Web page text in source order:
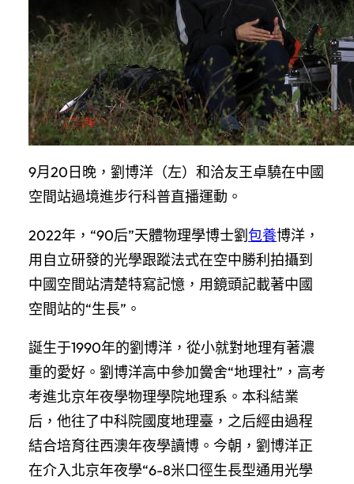
9月20日晚，劉博洋（左）和洽友王卓驍在中國
空間站過境進步行科普直播運動。
2022年，“90后”天體物理學博士劉包養博洋，
用自立研發的光學跟蹤法式在空中勝利拍攝到
中國空間站清楚特寫記憶，用鏡頭記載著中國
空間站的“生長”。
誕生于1990年的劉博洋，從小就對地理有著濃
重的愛好。劉博洋高中參加黌舍“地理社”，高考
考進北京年夜學物理學院地理系。本科結業
后，他往了中科院國度地理臺，之后經由過程
結合培育往西澳年夜學讀博。今朝，劉博洋正
在介入北京年夜學“6-8米口徑生長型通用光學